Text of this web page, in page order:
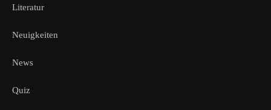
Literatur
Neuigkeiten
News
Quiz